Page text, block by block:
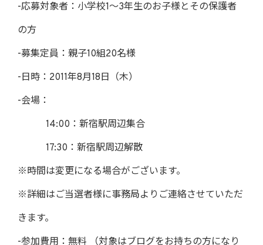
-応募対象者：小学校1～3年生のお子様とその保護者
の方
-募集定員：親子10組20名様
-日時：2011年8月18日（木）
-会場：
14:00：新宿駅周辺集合
17:30：新宿駅周辺解散
※時間は変更になる場合がございます。
※詳細はご当選者様に事務局よりご連絡させていただ
きます。
-参加費用：無料 （対象はブログをお持ちの方になり